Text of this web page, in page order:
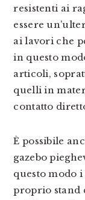
resistenti ai
essere
ai lavori che
in questo
articoli,
quelli in
contatto
È possibile
gazebo
questo modo
proprio stand